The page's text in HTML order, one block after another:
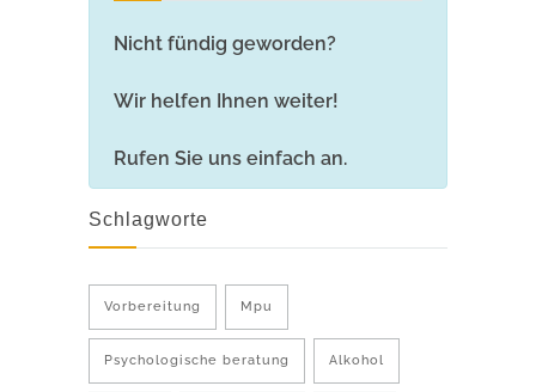
Nicht fündig geworden?
Wir helfen Ihnen weiter!
Rufen Sie uns einfach an.
Schlagworte
Vorbereitung Mpu
Psychologische beratung Alkohol